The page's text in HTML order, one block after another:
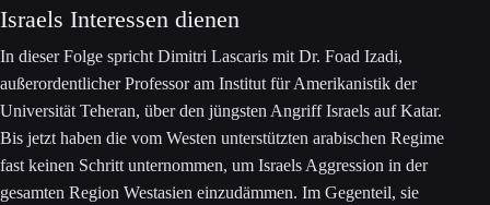
Israels Interessen dienen
In dieser Folge spricht Dimitri Lascaris mit Dr. Foad Izadi,
außerordentlicher Professor am Institut für Amerikanistik der
Universität Teheran, über den jüngsten Angriff Israels auf Katar.
Bis jetzt haben die vom Westen unterstützten arabischen Regime
fast keinen Schritt unternommen, um Israels Aggression in der
gesamten Region Westasien einzudämmen. Im Gegenteil, sie